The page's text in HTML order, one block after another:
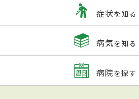
症状を知る
病気を知る
病院を探す